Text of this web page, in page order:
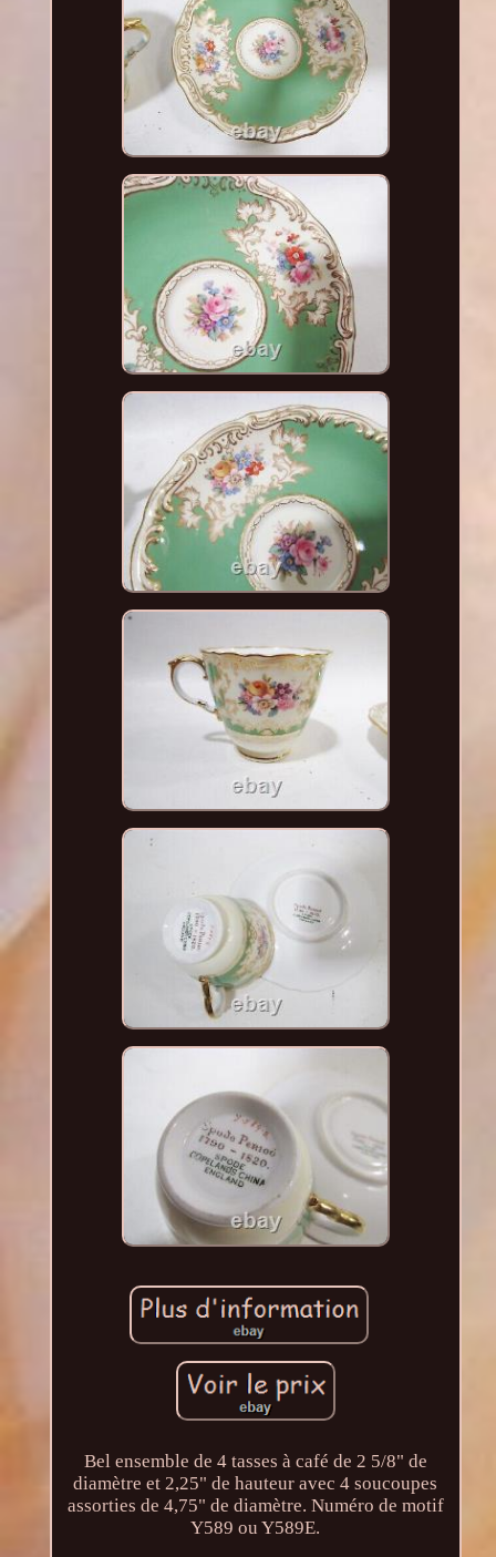
Bel ensemble de 4 tasses à café de 2 5/8" de
diamètre et 2,25" de hauteur avec 4 soucoupes
assorties de 4,75" de diamètre. Numéro de motif
Y589 ou Y589E.